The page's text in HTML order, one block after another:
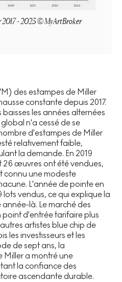
2017 - 2023 © MyArtBroker
des estampes de Miller
constante depuis 2017.
les années alternées
n'a cessé de se
d'estampes de Miller
relativement faible,
la demande. En 2019
26 œuvres ont été vendues,
connu une modeste
L'année de pointe en
vendus, ce qui explique la
là. Le marché des
d'entrée tarifaire plus
artistes blue chip de
les investisseurs et les
de sept ans, la
Miller a montré une
la confiance des
ascendante durable.